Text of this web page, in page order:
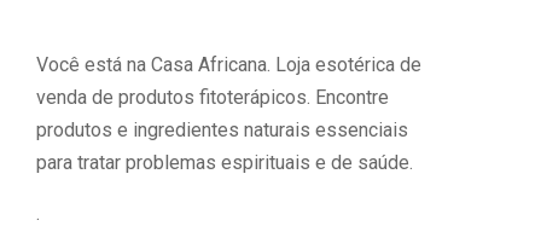
Você está na Casa Africana. Loja esotérica de
venda de produtos fitoterápicos. Encontre
produtos e ingredientes naturais essenciais
para tratar problemas espirituais e de saúde.
.